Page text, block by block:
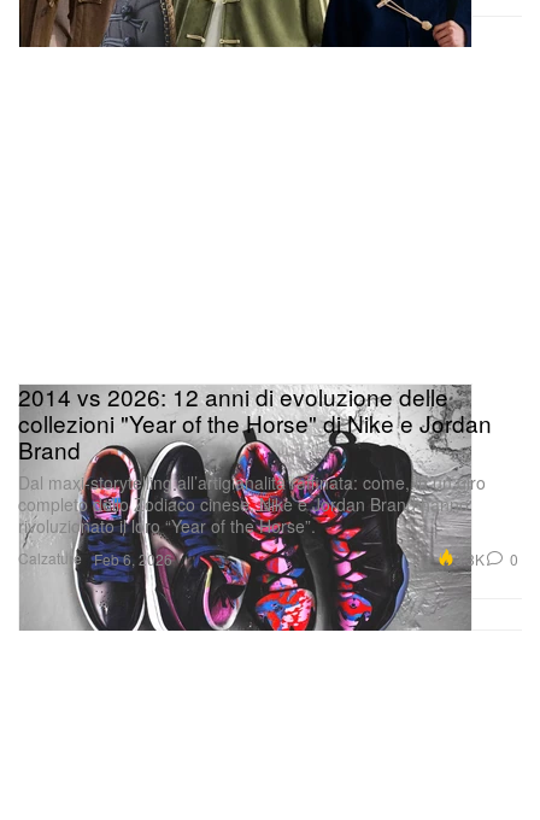
Calzature
2014 vs 2026: 12 anni di evoluzione delle
collezioni "Year of the Horse" di Nike e Jordan
Brand
Dal maxi-storytelling all’artigianalità raffinata: come, in un giro
completo dello Zodiaco cinese, Nike e Jordan Brand hanno
rivoluzionato il loro “Year of the Horse”.
Feb 6, 2026 3.3K 0